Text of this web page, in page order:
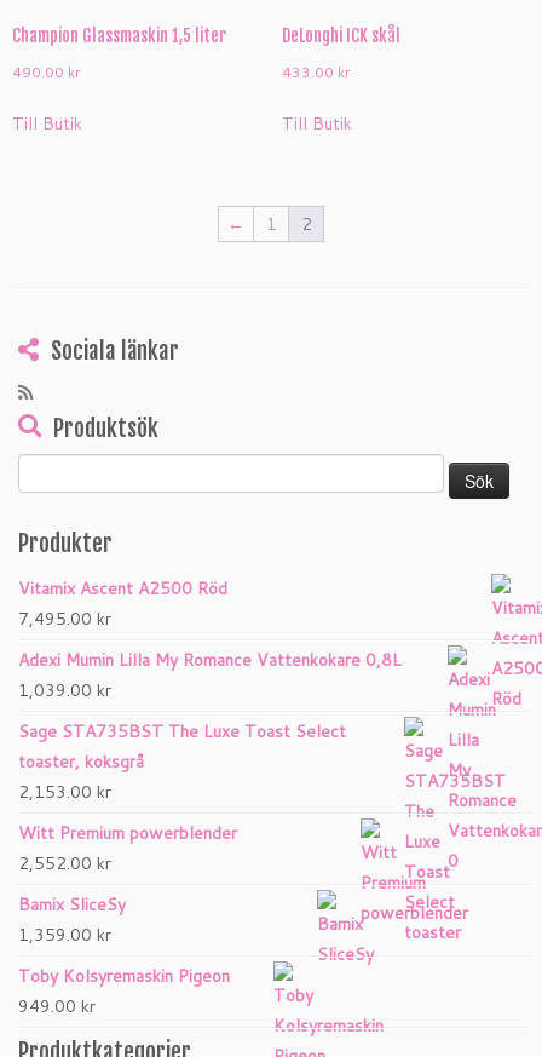
Champion Glassmaskin 1,5 liter
490.00 kr
Till Butik
DeLonghi ICK skål
433.00 kr
Till Butik
← 1 2
Sociala länkar
Produktsök
efter:
Produkter
Vitamix Ascent A2500 Röd
7,495.00 kr
Adexi Mumin Lilla My Romance Vattenkokare 0,8L
1,039.00 kr
Sage STA735BST The Luxe Toast Select
toaster, koksgrå
2,153.00 kr
Witt Premium powerblender
2,552.00 kr
Bamix SliceSy
1,359.00 kr
Toby Kolsyremaskin Pigeon
949.00 kr